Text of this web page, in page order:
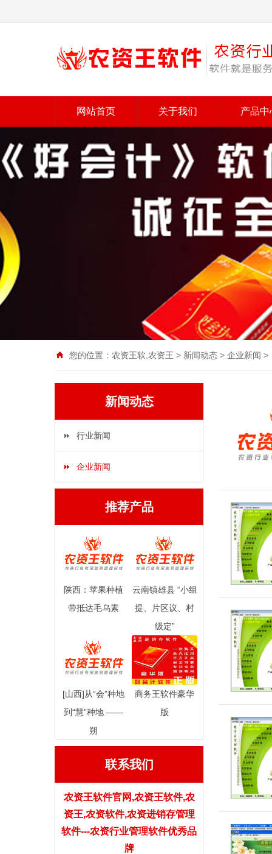
网站首页 关于我们 产品中
您的位置： 农资王软,农资王 > 新闻动态 > 企业新闻 >
新闻动态
行业新闻
企业新闻
推荐产品
陕西：苹果种植
带抵达毛乌素
云南镇雄县 “小组
提、片区议、村
级定”
[山西]从“会”种地
到“慧”种地 ——
朔
商务王软件豪华
版
联系我们
农资王软件官网,农资王软件,农
资王,农资软件,农资进销存管理
软件---农资行业管理软件优秀品
牌